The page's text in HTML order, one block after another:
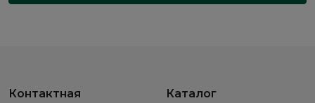
Контактная
Каталог